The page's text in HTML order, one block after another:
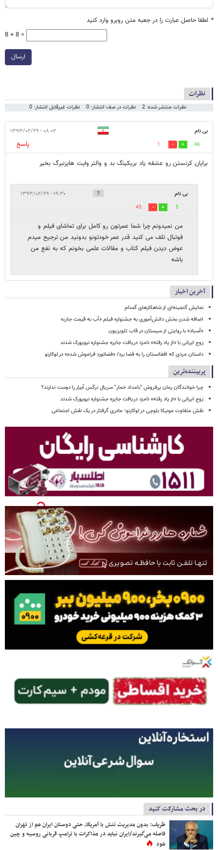
* لطفا حاصل عبارت را در جعبه متن روبرو وارد کنید
8 + 8 =
ارسال
نظرات
نظرات منتشر شده: 2 نظرات در صف انتشار: 0 نظرات غیرقابل انتشار: 0
بی نام ۰۸:۰۲ - ۱۳۹۳/۰۲/۲۹
46
1
پاسخ
برایان کرنستن رو عشقه یاد بریکینگ بد و والتر وایت هایزنبرگ بخیر
بی نام ۱۹:۳۰ - ۱۳۹۳/۰۲/۲۹
5
45
من نمیدونم چرا شما عمرتون رو کامل برای تماشای فیلم و
فوتبال تلف می کنید قدر عمر خودتونو بدونید من ترجیح میدم
عوض دیدن فیلم کتاب و مقالات علمی بخونم که به نفع من
باشه
آخرین اخبار
نمایش گنجینه‌ای از شاهکارهای گمنام
اضافه شدن بخش دانش‌آموزی به جشنواره فیلم «آب به قیمت جان»
«آسباد» با روایتی از سیستان در قاب تلویزیون
زوج ایرانی با «از یاد رفته» نامزد دریافت جایزه جشنواره نیویورک شدند
داستان مردی که افغانستان را به فضا برد/ «فضانورد فراموش شده» در لوکارنو
پربیننده‌ترین
چرا خوانندگان رمان پرفروش "بامداد خمار" سریال نرگس آبیار را دوست ندارند؟
زوج ایرانی با «از یاد رفته» نامزد دریافت جایزه جشنواره نیویورک شدند
نقش متفاوت مونیکا بلوچی در لوکارنو؛ مادری گرفتار در یک نقش اجتماعی
در بحث مشارکت کنید
ظریف: بدون مدیریت تنش با آمریکا، حتی دوستان ایران هم از تهران
فاصله می‌گیرند/ایران نباید در مذاکرات با ترامپ قربانی روسیه و چین
شود